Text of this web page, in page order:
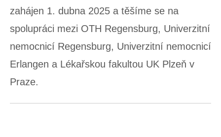
zahájen 1. dubna 2025 a těšíme se na
spolupráci mezi OTH Regensburg, Univerzitní
nemocnicí Regensburg, Univerzitní nemocnicí
Erlangen a Lékařskou fakultou UK Plzeň v
Praze.